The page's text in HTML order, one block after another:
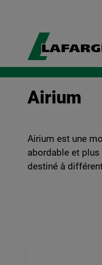
Airium
Airium est une
abordable et
destiné à